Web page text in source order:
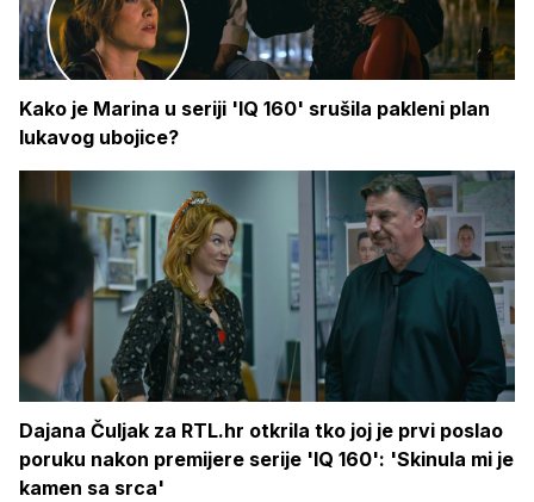
Kako je Marina u seriji 'IQ 160' srušila pakleni plan
lukavog ubojice?
Dajana Čuljak za RTL.hr otkrila tko joj je prvi poslao
poruku nakon premijere serije 'IQ 160': 'Skinula mi je
kamen sa srca'